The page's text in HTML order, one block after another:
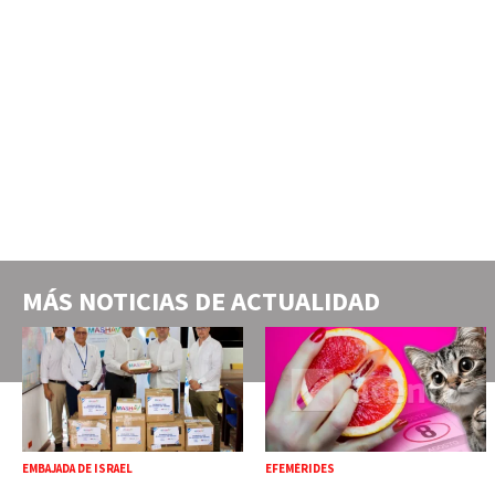
MÁS NOTICIAS DEACTUALIDAD
EMBAJADA DE ISRAEL EFEMÉRIDES